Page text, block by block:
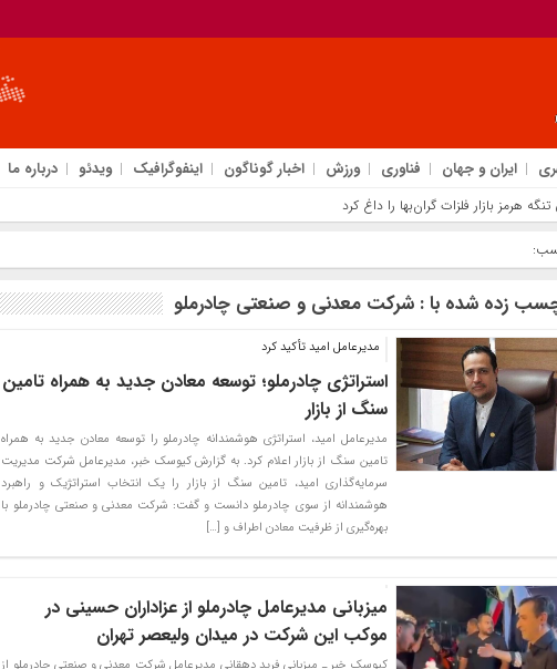
ایران و جهان فناوری ورزش اخبار گوناگون اینفوگرافیک ویدئو درباره ما
زده شده با : شرکت معدنی و صنعتی چادرملو
مدیرعامل امید تأکید کرد
استراتژی چادرملو؛ توسعه معادن جدید به همراه تامین
سنگ از بازار
مدیرعامل امید، استراتژی هوشمندانه چادرملو را توسعه معادن جدید به همراه
تامین سنگ از بازار اعلام کرد. به گزارش کیوسک خبر، مدیرعامل شرکت مدیریت
سرمایه‌گذاری امید، تامین سنگ از بازار را یک انتخاب استراتژیک و راهبرد
هوشمندانه از سوی چادرملو دانست و گفت: شرکت معدنی و صنعتی چادرملو با
بهره‌گیری از ظرفیت‌ معادن اطراف و […]
میزبانی مدیرعامل چادرملو از عزاداران حسینی در
موکب این شرکت در میدان ولیعصر تهران
کیوسک خبر ـ میزبانی فرید دهقانی مدیرعامل شرکت معدنی و صنعتی چادرملو از